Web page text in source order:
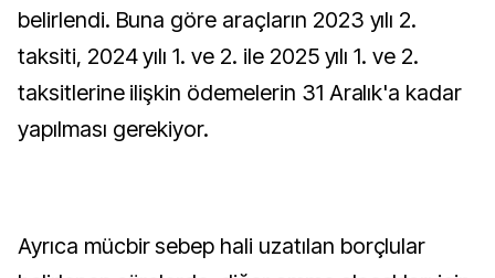
belirlendi. Buna göre araçların 2023 yılı 2.
taksiti, 2024 yılı 1. ve 2. ile 2025 yılı 1. ve 2.
taksitlerine ilişkin ödemelerin 31 Aralık'a kadar
yapılması gerekiyor.
Ayrıca mücbir sebep hali uzatılan borçlular